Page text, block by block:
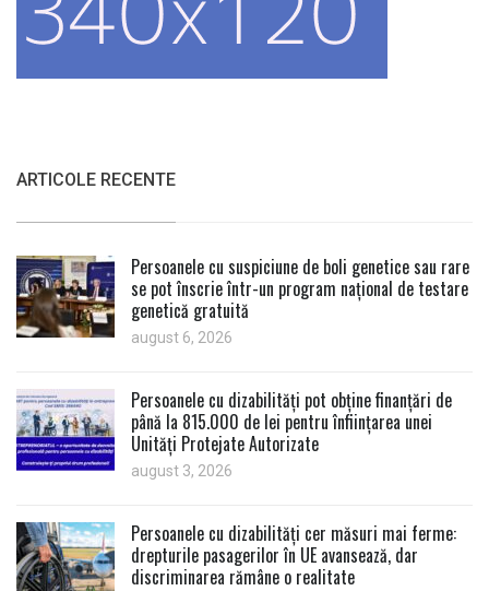
ARTICOLE RECENTE
Persoanele cu suspiciune de boli genetice sau rare
se pot înscrie într-un program național de testare
genetică gratuită
august 6, 2026
Persoanele cu dizabilități pot obține finanțări de
până la 815.000 de lei pentru înființarea unei
Unități Protejate Autorizate
august 3, 2026
Persoanele cu dizabilități cer măsuri mai ferme:
drepturile pasagerilor în UE avansează, dar
discriminarea rămâne o realitate